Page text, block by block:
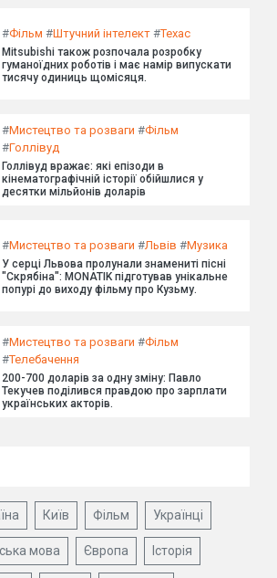
#Фільм #Штучний інтелект #Техас
Mitsubishi також розпочала розробку
гуманоїдних роботів і має намір випускати
тисячу одиниць щомісяця.
#Мистецтво та розваги #Фільм
#Голлівуд
Голлівуд вражає: які епізоди в
кінематографічній історії обійшлися у
десятки мільйонів доларів
#Мистецтво та розваги #Львів #Музика
У серці Львова пролунали знамениті пісні
"Скрябіна": MONATIK підготував унікальне
попурі до виходу фільму про Кузьму.
#Мистецтво та розваги #Фільм
#Телебачення
200-700 доларів за одну зміну: Павло
Текучев поділився правдою про зарплати
українських акторів.
Київ Фільм Українці
мова Європа Історія